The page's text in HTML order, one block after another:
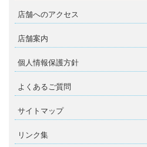
店舗へのアクセス
店舗案内
個人情報保護方針
よくあるご質問
サイトマップ
リンク集